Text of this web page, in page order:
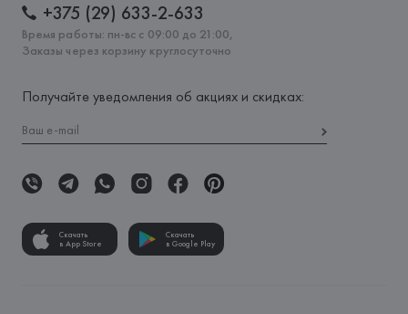
+375 (29) 633-2-633
Время работы: пн-вс с 09:00 до 21:00,
Заказы через корзину круглосуточно
Получайте уведомления об акциях и скидках:
Скачать
в App Store
Скачать
в Google Play